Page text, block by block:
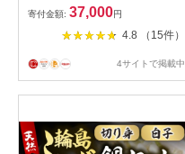
寄付金額: 37,000円
4.8 （15件）
4サイトで掲載中